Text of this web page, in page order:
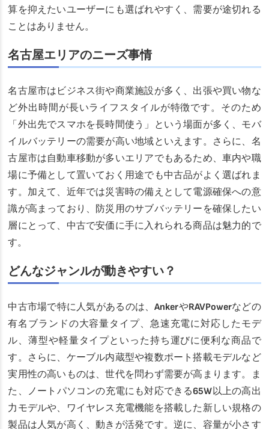
算を抑えたいユーザーにも選ばれやすく、需要が途切れる
ことはありません。
名古屋エリアのニーズ事情
名古屋市はビジネス街や商業施設が多く、出張や買い物な
ど外出時間が長いライフスタイルが特徴です。そのため
「外出先でスマホを長時間使う」という場面が多く、モバ
イルバッテリーの需要が高い地域といえます。さらに、名
古屋市は自動車移動が多いエリアでもあるため、車内や職
場に予備として置いておく用途でも中古品がよく選ばれま
す。加えて、近年では災害時の備えとして電源確保への意
識が高まっており、防災用のサブバッテリーを確保したい
層にとって、中古で安価に手に入れられる商品は魅力的で
す。
どんなジャンルが動きやすい？
中古市場で特に人気があるのは、AnkerやRAVPowerなどの
有名ブランドの大容量タイプ、急速充電に対応したモデ
ル、薄型や軽量タイプといった持ち運びに便利な商品で
す。さらに、ケーブル内蔵型や複数ポート搭載モデルなど
実用性の高いものは、世代を問わず需要が高まります。ま
た、ノートパソコンの充電にも対応できる65W以上の高出
力モデルや、ワイヤレス充電機能を搭載した新しい規格の
製品は人気が高く、動きが活発です。逆に、容量が小さす